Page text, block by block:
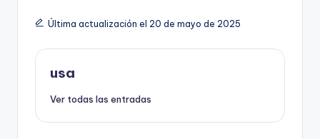
Última actualización el 20 de mayo de 2025
usa
Ver todas las entradas